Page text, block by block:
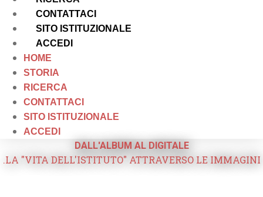
CONTATTACI
SITO ISTITUZIONALE
ACCEDI
HOME
STORIA
RICERCA
CONTATTACI
SITO ISTITUZIONALE
ACCEDI
DALL'ALBUM AL DIGITALE
.LA "VITA DELL'ISTITUTO" ATTRAVERSO LE IMMAGINI